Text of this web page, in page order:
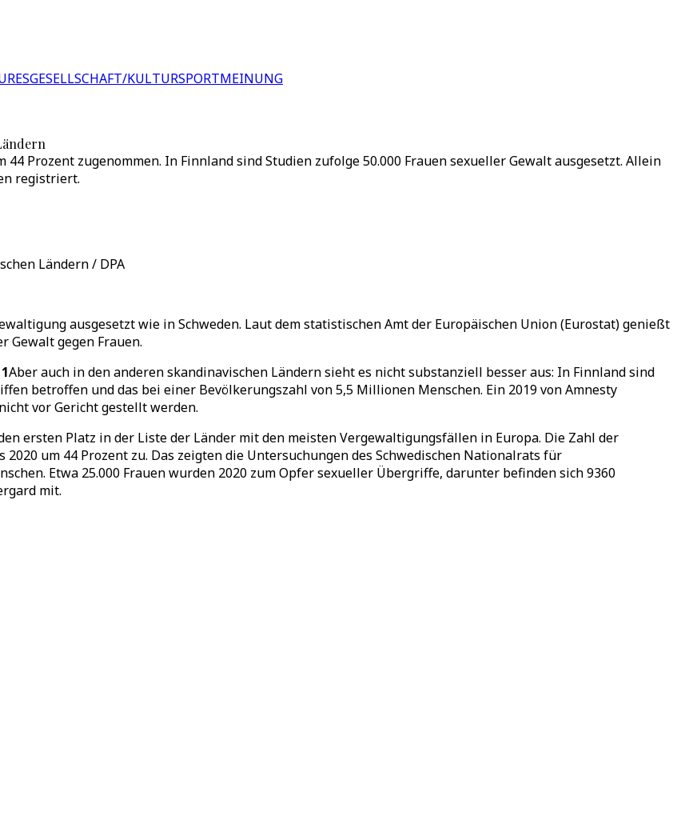
GESELLSCHAFT/KULTURSPORTMEINUNG
Prozent zugenommen. In Finnland sind Studien zufolge 50.000 Frauen sexueller Gewalt ausgesetzt. Allein
registriert.
Ländern / DPA
ausgesetzt wie in Schweden. Laut dem statistischen Amt der Europäischen Union (Eurostat) genießt
Gewalt gegen Frauen.
Aber auch in den anderen skandinavischen Ländern sieht es nicht substanziell besser aus: In Finnland sind
betroffen und das bei einer Bevölkerungszahl von 5,5 Millionen Menschen. Ein 2019 von Amnesty
vor Gericht gestellt werden.
ersten Platz in der Liste der Länder mit den meisten Vergewaltigungsfällen in Europa. Die Zahl der
um 44 Prozent zu. Das zeigten die Untersuchungen des Schwedischen Nationalrats für
Etwa 25.000 Frauen wurden 2020 zum Opfer sexueller Übergriffe, darunter befinden sich 9360
mit.